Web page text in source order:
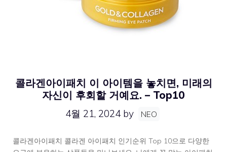
콜라겐아이패치 이 아이템을 놓치면, 미래의
자신이 후회할 거예요. – Top10
4월 21, 2024 by NEO
콜라겐아이패치 콜라겐 아이패치 인기순위 Top 10으로 다양한